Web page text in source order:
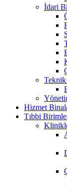
İdari
Hizmet
Tıbbi